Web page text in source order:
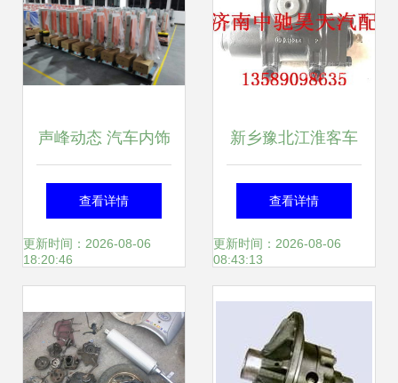
声峰动态 汽车内饰
件领域的创新与突
破
查看详情
更新时间：2026-08-06
18:20:46
新乡豫北江淮客车
转向器总成 品质与
性能的完美结合
查看详情
更新时间：2026-08-06
08:43:13